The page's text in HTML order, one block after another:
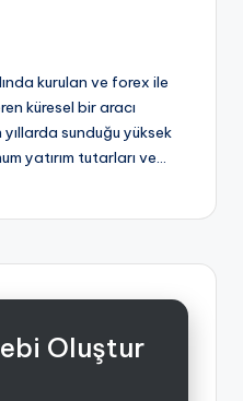
kurulan ve forex ile
küresel bir aracı
sunduğu yüksek
yatırım tutarları ve…
Oluştur